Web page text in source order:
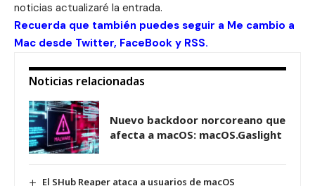
noticias actualizaré la entrada.
Recuerda que también puedes seguir a Me cambio a
Mac desde Twitter, FaceBook y RSS.
Noticias relacionadas
Nuevo backdoor norcoreano que
afecta a macOS: macOS.Gaslight
El SHub Reaper ataca a usuarios de macOS